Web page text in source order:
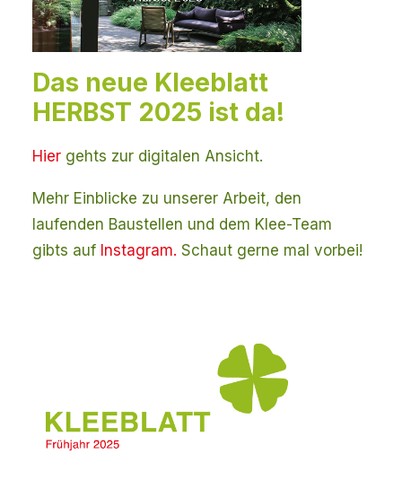
Das neue Kleeblatt
HERBST 2025 ist da!
Hier gehts zur digitalen Ansicht.
Mehr Einblicke zu unserer Arbeit, den
laufenden Baustellen und dem Klee-Team
gibts auf Instagram. Schaut gerne mal vorbei!